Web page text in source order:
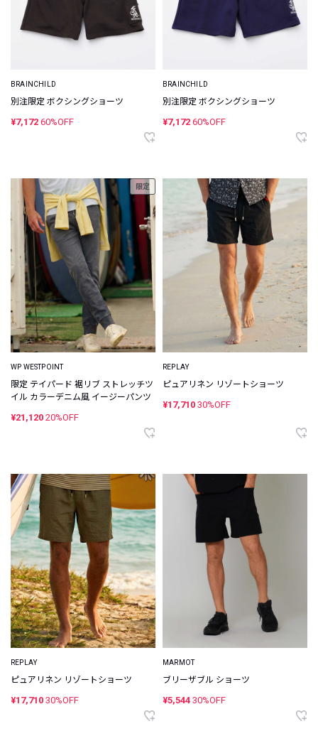
BRAINCHILD
別注限定 ボクシングショーツ
¥7,172 60%OFF
BRAINCHILD
別注限定 ボクシングショーツ
¥7,172 60%OFF
限定
WP WESTPOINT
限定 テイパード 裾リブ ストレッチツ
イル カラーデニム風 イージーパンツ
¥21,120 20%OFF
REPLAY
ピュアリネン リゾートショーツ
¥17,710 30%OFF
REPLAY
ピュアリネン リゾートショーツ
¥17,710 30%OFF
MARMOT
ブリーザブル ショーツ
¥5,544 30%OFF